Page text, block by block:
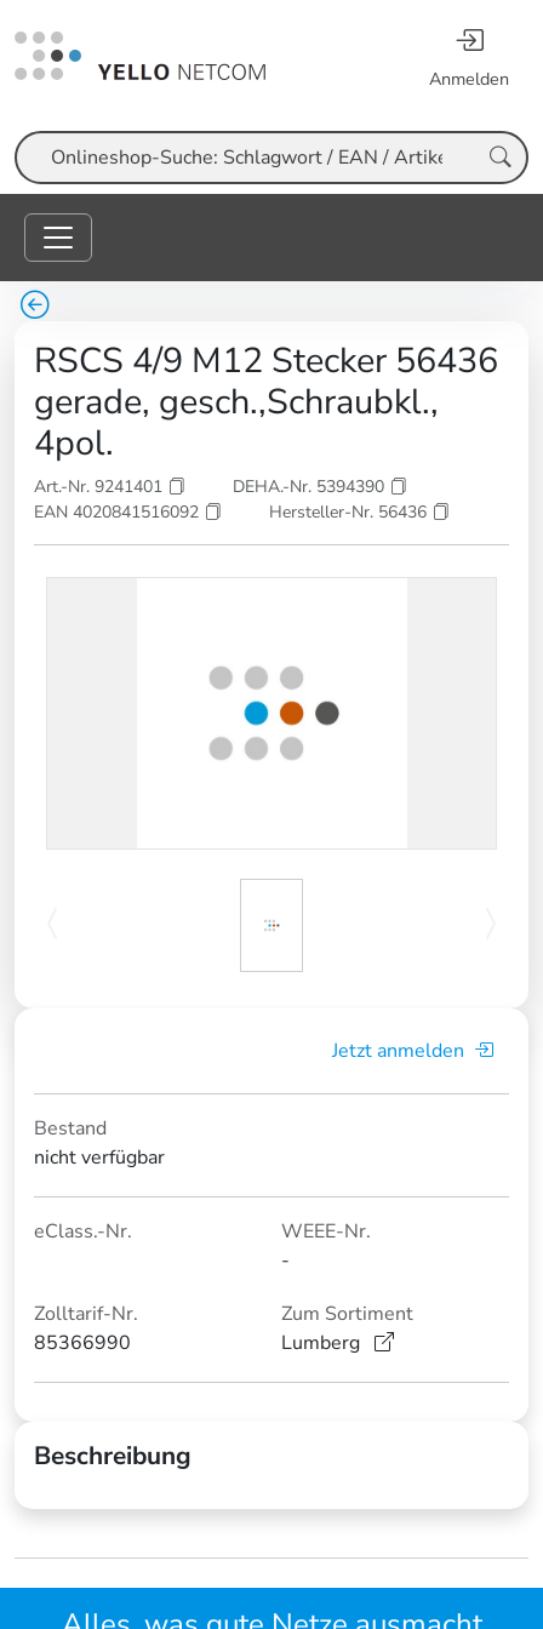
Anmelden
Suche
RSCS 4/9 M12 Stecker 56436
gerade, gesch.,Schraubkl.,
4pol.
Art.-Nr. 9241401
DEHA.-Nr. 5394390
EAN 4020841516092
Hersteller-Nr. 56436
Jetzt anmelden
Bestand
nicht verfügbar
eClass.-Nr.
WEEE-Nr.
-
Zolltarif-Nr.
85366990
Zum Sortiment
Lumberg
Beschreibung